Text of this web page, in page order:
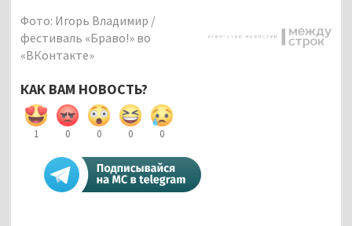
Фото: Игорь Владимир /
фестиваль «Браво!» во
«ВКонтакте»
КАК ВАМ НОВОСТЬ?
1 0 0 0 0